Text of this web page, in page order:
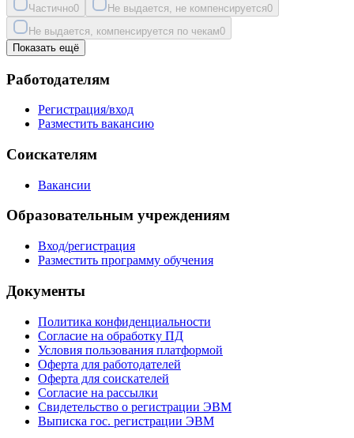
Частично0 Не выдается, не компенсируется0
Не выдается, компенсируется по чекам0
Показать ещё
Работодателям
Регистрация/вход
Разместить вакансию
Соискателям
Вакансии
Образовательным учреждениям
Вход/регистрация
Разместить программу обучения
Документы
Политика конфиденциальности
Согласие на обработку ПД
Условия пользования платформой
Оферта для работодателей
Оферта для соискателей
Согласие на рассылки
Свидетельство о регистрации ЭВМ
Выписка гос. регистрации ЭВМ